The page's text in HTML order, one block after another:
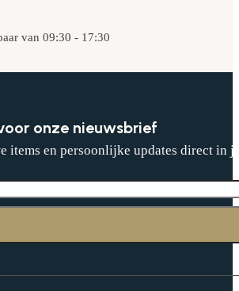
van 09:30 - 17:30
onze nieuwsbrief
items en persoonlijke updates direct in